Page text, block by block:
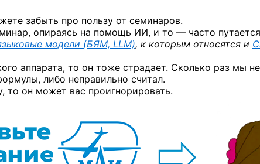
забыть про пользу от семинаров.
опираясь на помощь ИИ, и то — часто
модели (БЯМ, LLM), к которым относятся и
аппарата, то он тоже страдает. Сколько раз мы
либо неправильно считал.
то он может вас проигнорировать.